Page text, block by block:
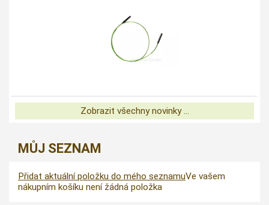
Zobrazit všechny novinky ...
MŮJ SEZNAM
Přidat aktuální položku do mého seznamuVe vašem
nákupním košíku není žádná položka